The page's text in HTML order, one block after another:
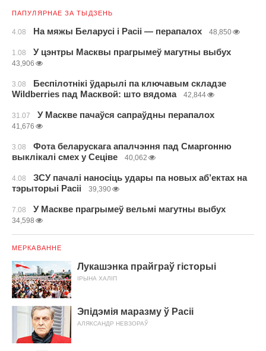
ПАПУЛЯРНАЕ ЗА ТЫДЗЕНЬ
4.08 На мяжы Беларусі і Расіі — перапалох 48,850
1.08 У цэнтры Масквы прагрымеў магутны выбух
43,906
3.08
Беспілотнікі ўдарылі па ключавым складзе
Wildberries пад Масквой: што вядома
42,844
31.07 У Маскве пачаўся сапраўдны перапалох
41,676
3.08
Фота беларускага апалчэння пад Смаргонню
выклікалі смех у Сеціве
40,062
4.08
ЗСУ пачалі наносіць удары па новых аб’ектах на
тэрыторыі Расіі
39,390
7.08 У Маскве прагрымеў вельмі магутны выбух
34,598
МЕРКАВАННЕ
Лукашэнка прайграў гісторыі
ІРЫНА ХАЛІП
Эпідэмія маразму ў Расіі
АЛЯКСАНДР НЕВЗОРАЎ